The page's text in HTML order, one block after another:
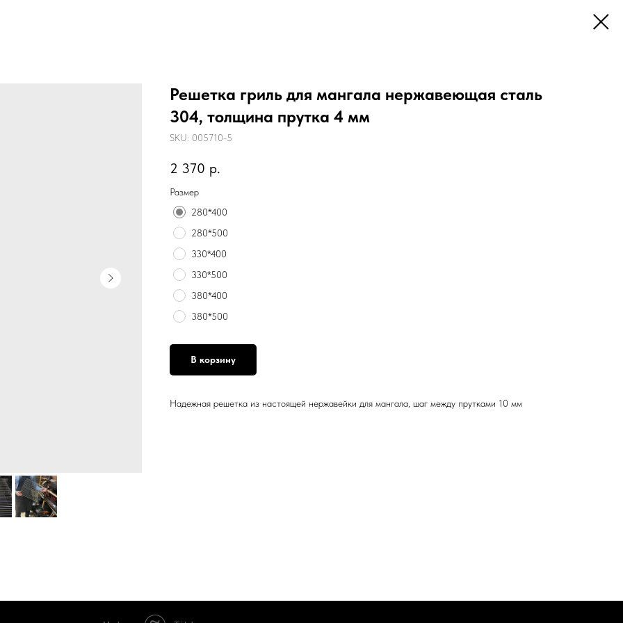
Решетка гриль для мангала нержавеющая сталь
304, толщина прутка 4 мм
SKU: 005710-5
2 370 р.
Размер
280*400
280*500
330*400
330*500
380*400
380*500
В корзину
Надежная решетка из настоящей нержавейки для мангала, шаг между прутками 10 мм